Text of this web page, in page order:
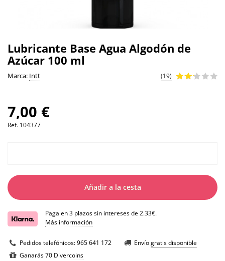
Lubricante Base Agua Algodón de
Azúcar 100 ml
Marca: Intt (19)
7,00 €
Ref. 104377
Añadir a la cesta
Paga en 3 plazos sin intereses de 2.33€.
Más información
Pedidos telefónicos:965 641 172 Envíogratis disponible
Ganarás 70 Divercoins